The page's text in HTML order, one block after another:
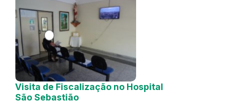
Visita de Fiscalização no Hospital
São Sebastião